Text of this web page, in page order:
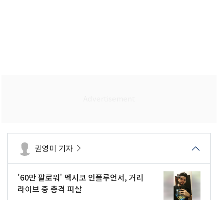
권영미 기자
'60만 팔로워' 멕시코 인플루언서, 거리
라이브 중 총격 피살